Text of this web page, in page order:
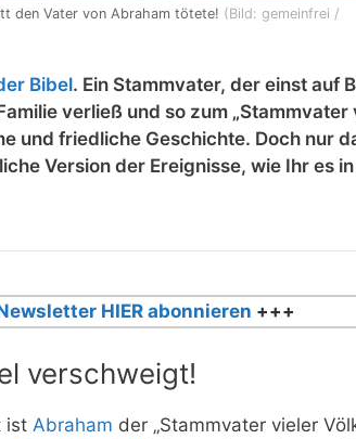
den Vater von Abraham tötete! (Bild: gemeinfrei /
Bibel. Ein Stammvater, der einst auf
verließ und so zum
und friedliche Geschichte. Doch nur
Version der Ereignisse, wie Ihr es
HIER abonnieren +++
verschweigt!
ist Abraham der „Stammvater vieler